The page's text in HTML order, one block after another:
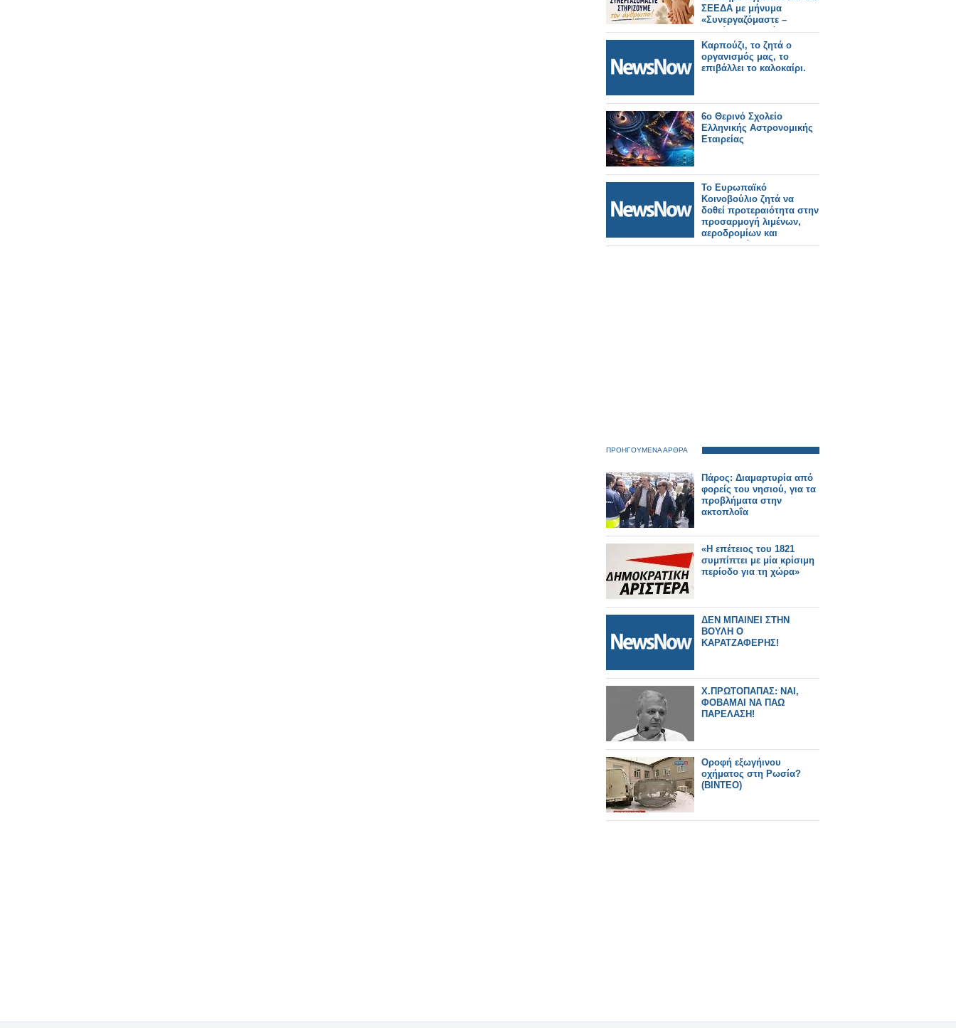
ΣΕΕΔΑ με μήνυμα
«Συνεργαζόμαστε –
Στηρίζουμε τον άνθρωπο»
Καρπούζι, το ζητά ο
οργανισμός μας, το
επιβάλλει το καλοκαίρι.
6ο Θερινό Σχολείο
Ελληνικής Αστρονομικής
Εταιρείας
Το Ευρωπαϊκό
Κοινοβούλιο ζητά να
δοθεί προτεραιότητα στην
προσαρμογή λιμένων,
αεροδρομίων και
σιδηροδρόμων για
ΠΡΟΗΓΟΥΜΕΝΑ ΑΡΘΡΑ
Πάρος: Διαμαρτυρία από
φορείς του νησιού, για τα
προβλήματα στην
ακτοπλοΐα
«Η επέτειος του 1821
συμπίπτει με μία κρίσιμη
περίοδο για τη χώρα»
ΔΕΝ ΜΠΑΙΝΕΙ ΣΤΗΝ
ΒΟΥΛΗ Ο
ΚΑΡΑΤΖΑΦΕΡΗΣ!
X.ΠΡΩΤΟΠΑΠΑΣ: ΝΑΙ,
ΦΟΒΑΜΑΙ ΝΑ ΠΑΩ
ΠΑΡΕΛΑΣΗ!
Οροφή εξωγήινου
οχήματος στη Ρωσία?
(ΒΙΝΤΕΟ)